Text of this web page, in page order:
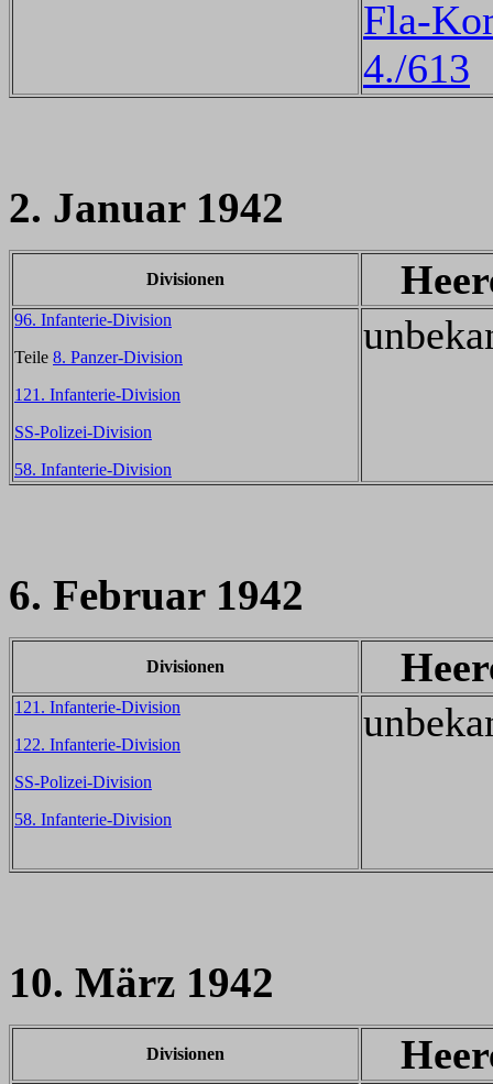
Fla-
4./613
2. Januar 1942
Divisionen
96. Infanterie-Division
Teile 8. Panzer-Division
121. Infanterie-Division
SS-Polizei-Division
58. Infanterie-Division
6. Februar 1942
Divisionen
121. Infanterie-Division
122. Infanterie-Division
SS-Polizei-Division
58. Infanterie-Division
10. März 1942
Divisionen